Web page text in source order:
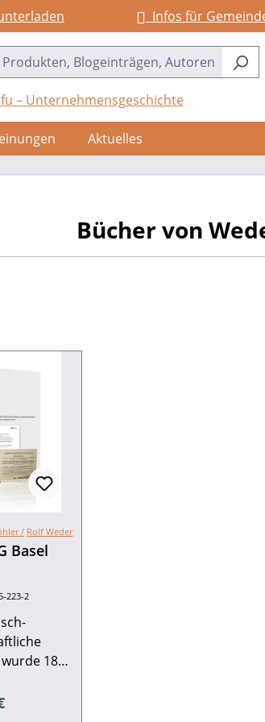
Infos für
– Unternehmensgeschichte
Aktuelles
Bücher von
/ Rolf Weder
Basel
223-2
1870
und
Preis: